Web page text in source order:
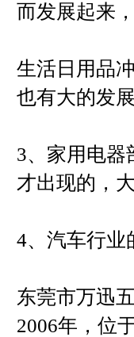
而发展起来
生活日用品
也有大的发
3、家用电器
才出现的，
4、汽车行业
东莞市万迅
2006年，位